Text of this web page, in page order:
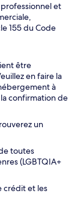
et
155 du Code
être
en faire la
à
confirmation de
un
toutes
(LGBTQIA+
crédit et les